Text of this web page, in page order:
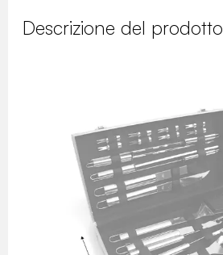
Descrizione del prodotto